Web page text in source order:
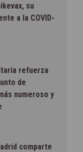
su
a la COVID-
refuerza
de
numeroso y
comparte